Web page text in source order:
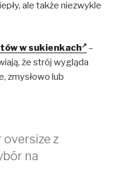
ale także niezwykle
w sukienkach
–
że strój wygląda
zmysłowo lub
z
na